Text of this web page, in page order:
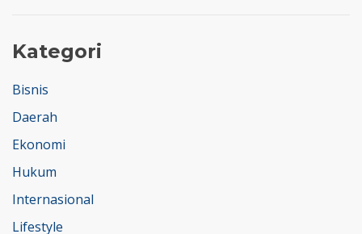
Kategori
Bisnis
Daerah
Ekonomi
Hukum
Internasional
Lifestyle